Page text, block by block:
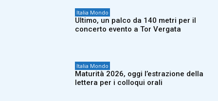
Italia Mondo
Ultimo, un palco da 140 metri per il
concerto evento a Tor Vergata
Italia Mondo
Maturità 2026, oggi l’estrazione della
lettera per i colloqui orali